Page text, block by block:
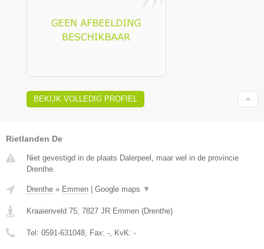
BEKIJK VOLLEDIG PROFIEL
Rietlanden De
Niet gevestigd in de plaats Dalerpeel, maar wel in de provincie
Drenthe.
Drenthe » Emmen Google maps ▼
Kraaienveld 75 7827 JR Emmen (Drenthe)
Tel: 0591-631048 , Fax: - , KvK: -